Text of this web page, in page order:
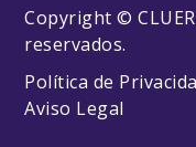
Copyright ©
reservados.
Política de
Aviso Legal